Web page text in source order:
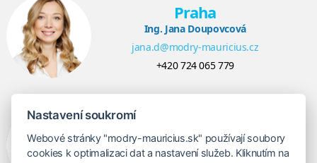
Praha
Ing. Jana Doupovcová
jana.d@modry-mauricius.cz
+420 724 065 779
Veronika Khúlová
veronika@modry-mauricius.sk
Nastavení soukromí
Webové stránky "modry-mauricius.sk" používají soubory
cookies k optimalizaci dat a nastavení služeb. Kliknutím na